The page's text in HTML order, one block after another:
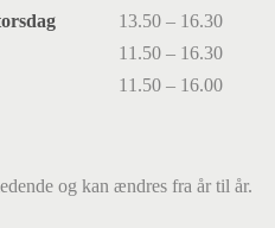
13.50 – 16.30
11.50 – 16.30
11.50 – 16.00
og kan ændres fra år til år.